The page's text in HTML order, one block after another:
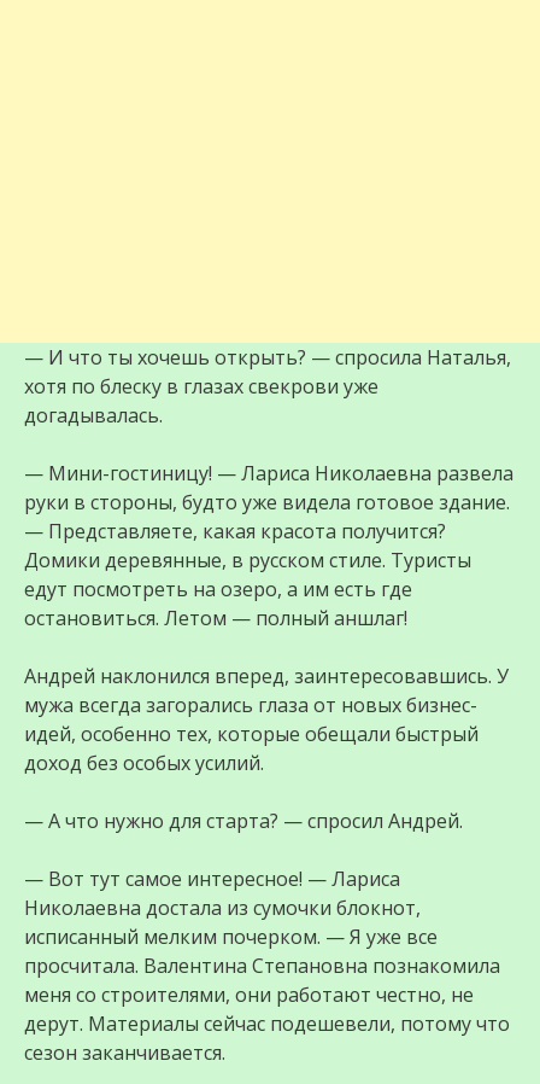
— И что ты хочешь открыть? — спросила Наталья,
хотя по блеску в глазах свекрови уже
догадывалась.
— Мини-гостиницу! — Лариса Николаевна развела
руки в стороны, будто уже видела готовое здание.
— Представляете, какая красота получится?
Домики деревянные, в русском стиле. Туристы
едут посмотреть на озеро, а им есть где
остановиться. Летом — полный аншлаг!
Андрей наклонился вперед, заинтересовавшись. У
мужа всегда загорались глаза от новых бизнес-
идей, особенно тех, которые обещали быстрый
доход без особых усилий.
— А что нужно для старта? — спросил Андрей.
— Вот тут самое интересное! — Лариса
Николаевна достала из сумочки блокнот,
исписанный мелким почерком. — Я уже все
просчитала. Валентина Степановна познакомила
меня со строителями, они работают честно, не
дерут. Материалы сейчас подешевели, потому что
сезон заканчивается.